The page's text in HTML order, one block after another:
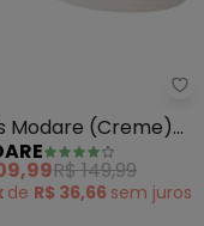
Vizzano
Modare (Creme)
R$ 149,99
de R$ 36,66 sem juros